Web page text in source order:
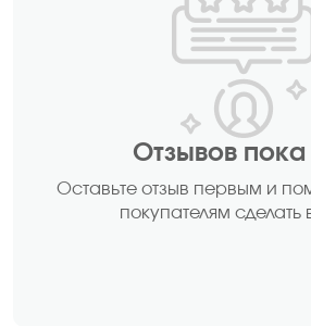
Отзывов пока
Оставьте отзыв первым и
покупателям сделать